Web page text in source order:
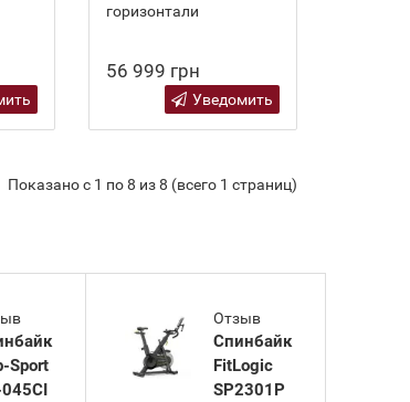
горизонтали
56 999 грн
Уведомить
Показано с 1 по 8 из 8 (всего 1 страниц)
Sport
Отзыв
Спинбайк
FitLogic
SP2301P